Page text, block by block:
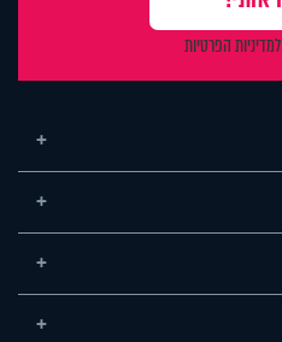
למדיניות הפרטיות